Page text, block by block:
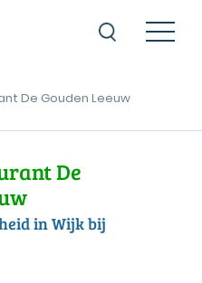
De Gouden Leeuw
De
in Wijk bij